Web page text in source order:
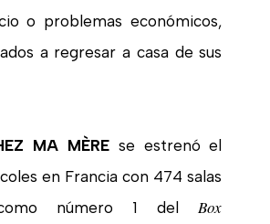
o problemas económicos,
a regresar a casa de sus
MA MÈRE se estrenó el
en Francia con 474 salas
número 1 del Box